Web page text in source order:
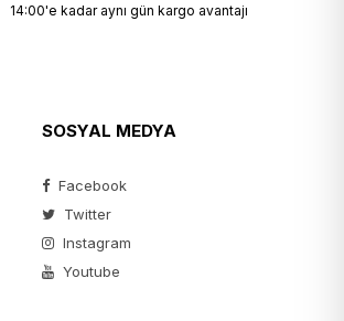
14:00'e kadar aynı gün kargo avantajı
SOSYAL MEDYA
Facebook
Twitter
Instagram
Youtube